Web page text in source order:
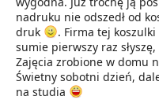
nadruku nie odszedł od
druk
. Firma tej
sumie pierwszy raz
Zajęcia zrobione w domu
Świetny sobotni dzień,
na studia